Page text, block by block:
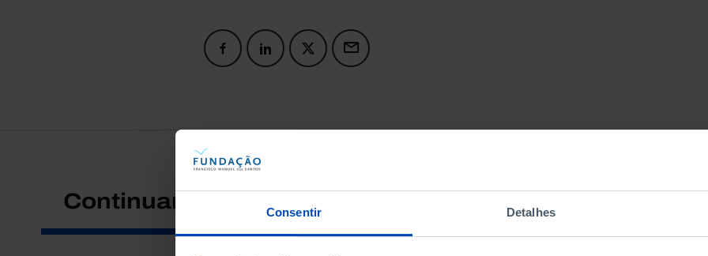
Consentir Detalhes
Continuar a pesquisar